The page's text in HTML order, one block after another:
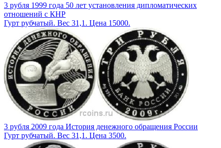
3 рубля 1999 года 50 лет установления дипломатических
отношений с КНР
Гурт рубчатый. Вес 31,1. Цена 15000.
3 рубля 2009 года История денежного обращения России
Гурт рубчатый. Вес 31,1. Цена 3500.